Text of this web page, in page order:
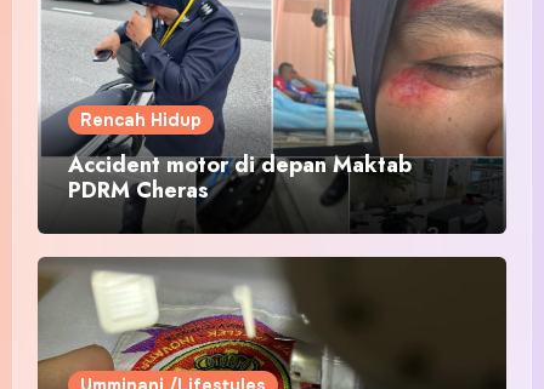
Rencah Hidup
Accident motor di depan Maktab
PDRM Cheras